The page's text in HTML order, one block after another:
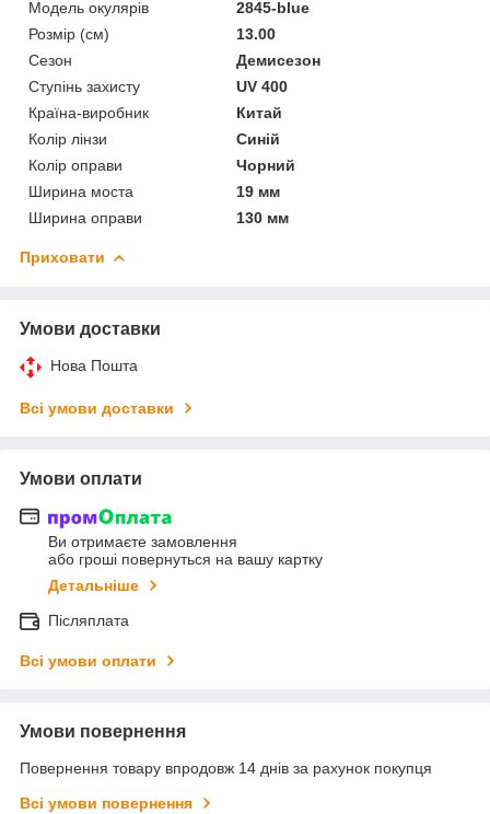
Модель окулярів
2845-blue
Розмір (см)
13.00
Сезон
Демисезон
Ступінь захисту
UV 400
Країна-виробник
Китай
Колір лінзи
Синій
Колір оправи
Чорний
Ширина моста
19 мм
Ширина оправи
130 мм
Приховати
Умови доставки
Нова Пошта
Всі умови доставки
Умови оплати
Ви отримаєте замовлення
або гроші повернуться на вашу картку
Детальніше
Післяплата
Всі умови оплати
Умови повернення
Повернення товару впродовж 14 днів за рахунок покупця
Всі умови повернення